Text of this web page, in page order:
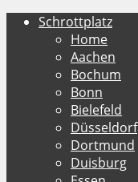
Schrottplatz
Home
Aachen
Bochum
Bonn
Bielefeld
Düsseldorf
Dortmund
Duisburg